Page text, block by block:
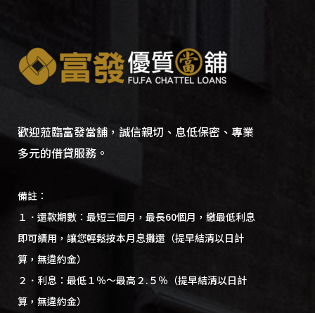
歡迎蒞臨富發當舖，誠信親切、息低保密、專業
多元的借貸服務。
備註：
１．還款期數：最短三個月，最長60個月，繳最低利息
即可續用，讓您輕鬆按本月息攤還（提早結清以日計
算，無違約金）
２．利息：最低１％～最高２.５％（提早結清以日計
算，無違約金）